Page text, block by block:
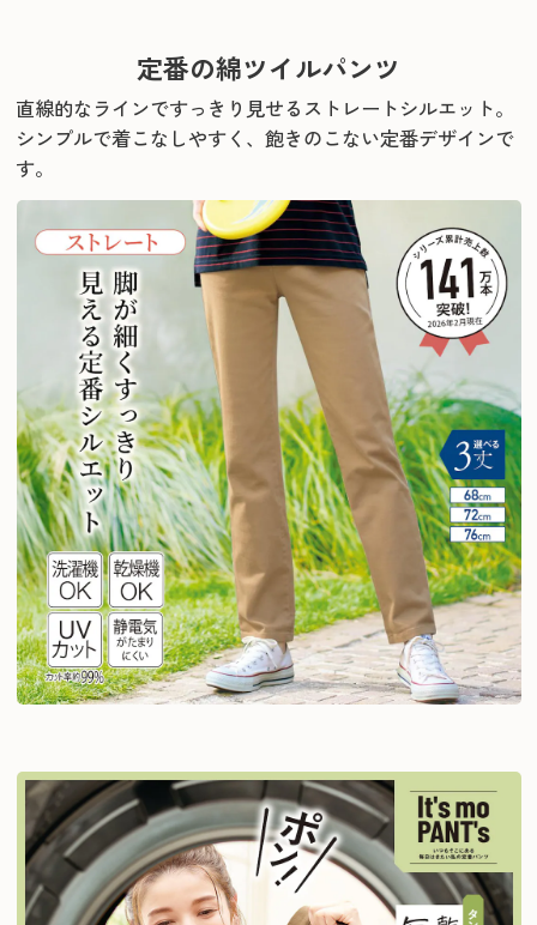
定番の綿ツイルパンツ
直線的なラインですっきり見せるストレートシルエット。
シンプルで着こなしやすく、飽きのこない定番デザインで
す。